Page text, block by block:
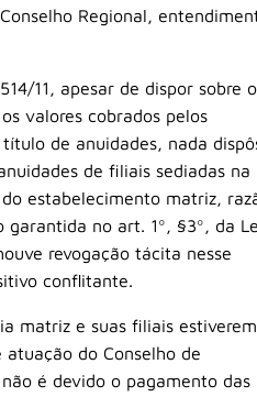
Regional,
11, apesar de dispor sobre o
valores cobrados pelos
de anuidades, nada
de filiais sediadas na
estabelecimento matriz,
garantida no art. 1º, §3º, da
revogação tácita nesse
conflitante.
matriz e suas filiais estiverem
do Conselho de
é devido o pagamento das